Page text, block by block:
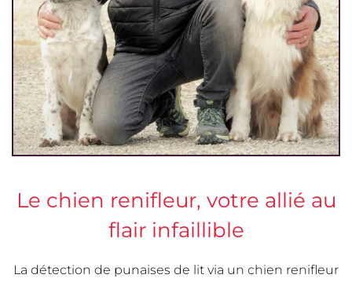
Le chien renifleur, votre allié au
flair infaillible
La détection de punaises de lit via un chien renifleur